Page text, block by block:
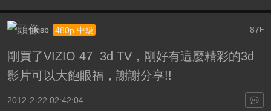
87 F
hkjsb 480p 中級
剛買了VIZIO 47 3d TV，剛好有這麼精彩的3d
影片可以大飽眼福，謝謝分享!!
2012-2-22 02:42:04